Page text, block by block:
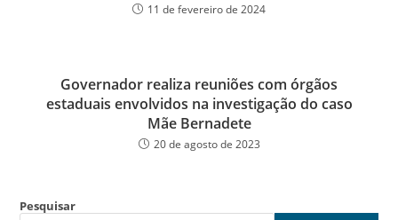
11 de fevereiro de 2024
Governador realiza reuniões com órgãos
estaduais envolvidos na investigação do caso
Mãe Bernadete
20 de agosto de 2023
Pesquisar